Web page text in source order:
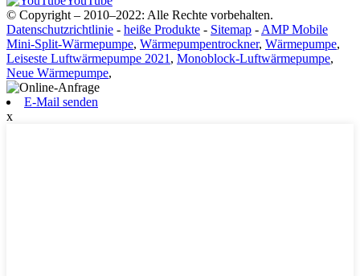
© Copyright – 2010–2022: Alle Rechte vorbehalten.
Datenschutzrichtlinie - heiße Produkte - Sitemap - AMP Mobile
Mini-Split-Wärmepumpe, Wärmepumpentrockner, Wärmepumpe,
Leiseste Luftwärmepumpe 2021 , Monoblock-Luftwärmepumpe,
Neue Wärmepumpe,
E-Mail senden
x